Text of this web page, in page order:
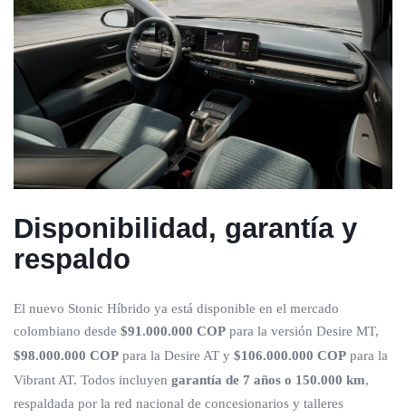
Disponibilidad, garantía y
respaldo
El nuevo Stonic Híbrido ya está disponible en el mercado
colombiano desde $91.000.000 COP para la versión Desire MT,
$98.000.000 COP para la Desire AT y $106.000.000 COP para la
Vibrant AT. Todos incluyen garantía de 7 años o 150.000 km,
respaldada por la red nacional de concesionarios y talleres